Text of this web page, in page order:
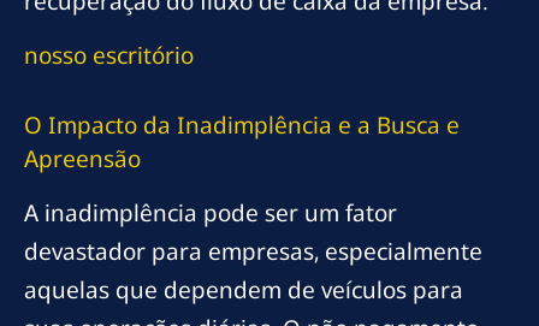
nosso escritório
O Impacto da Inadimplência e a Busca e
Apreensão
A inadimplência pode ser um fator
devastador para empresas, especialmente
aquelas que dependem de veículos para